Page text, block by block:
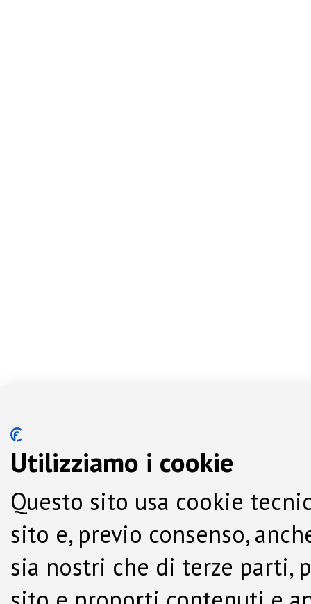
Utilizziamo i cookie
Questo sito usa cookie
sito e, previo consenso,
sia nostri che di terze parti,